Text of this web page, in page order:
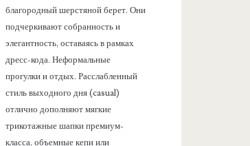
благородный шерстяной берет. Они
подчеркивают собранность и
элегантность, оставаясь в рамках
дресс-кода. Неформальные
прогулки и отдых. Расслабленный
стиль выходного дня (casual)
отлично дополняют мягкие
трикотажные шапки премиум-
класса, объемные кепи или